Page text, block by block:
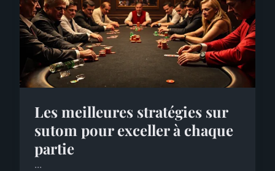
Les meilleures stratégies sur
sutom pour exceller à chaque
partie
...